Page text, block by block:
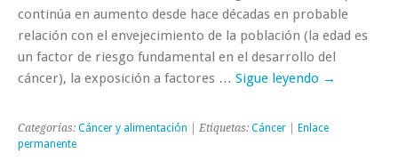
continúa en aumento desde hace décadas en probable
relación con el envejecimiento de la población (la edad es
un factor de riesgo fundamental en el desarrollo del
cáncer), la exposición a factores … Sigue leyendo →
Categorías: Cáncer y alimentación | Etiquetas: Cáncer
Enlace
permanente